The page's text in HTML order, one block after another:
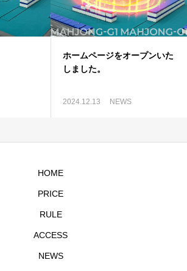
ホームページをオープンいた
しました。
2024.12.13 NEWS
HOME
PRICE
RULE
ACCESS
NEWS